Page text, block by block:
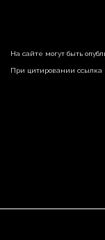
На сайте могут быть
При цитировании ссылка